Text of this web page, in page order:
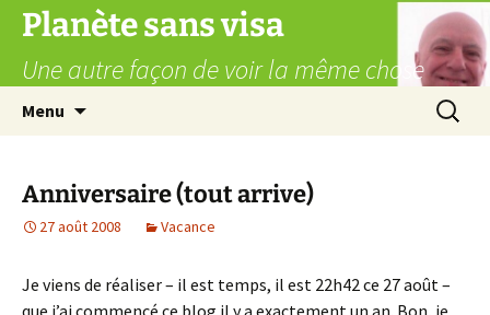
Aller
contenu
Planète sans visa
Une autre façon de voir la même chose
Menu
Anniversaire (tout arrive)
27 août 2008 Vacance
Je viens de réaliser – il est temps, il est 22h42 ce 27 août –
que j’ai commencé ce blog il y a exactement un an. Bon, je